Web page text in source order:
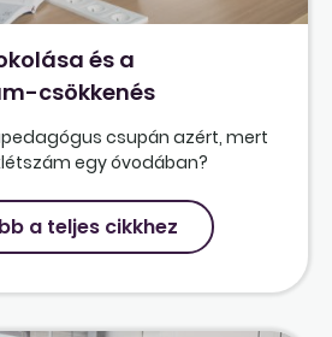
és a
csökkenés
csupán azért, mert
egy óvodában?
a teljes cikkhez